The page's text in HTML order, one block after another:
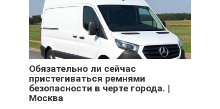
Обязательно ли сейчас
пристегиваться ремнями
безопасности в черте города. |
Москва